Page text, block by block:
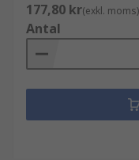
177,80 kr(exkl. moms)
Antal